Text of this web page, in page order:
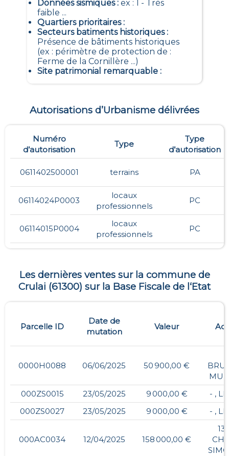
Données sismiques: ex : 1 - Très
faible ...
Quartiers prioritaires:
Secteurs batiments historiques:
Présence de bâtiments historiques
(ex : périmètre de protection de :
Ferme de la Cornillère ...)
Site patrimonial remarquable:
Autorisations d’Urbanisme délivrées
Numéro
d’autorisation
Type
Type
d’autorisation
0611402500001 terrains PA
06114024P0003
locaux
professionnels
PC
06114015P0004
locaux
professionnels
PC
Les dernières ventes sur la commune de
Crulai (61300) sur la Base Fiscale de l‘Etat
Parcelle ID
Date de
mutation
Valeur
0000H0088 06/06/2025 50 900,00 €
000ZS0015
23/05/2025 9 000,00 €
- ,
000ZS0027
23/05/2025 9 000,00 € - ,
000AC0034 12/04/2025 158 000,00 €